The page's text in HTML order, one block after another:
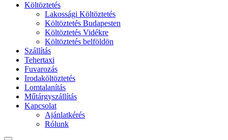
Költöztetés
Lakossági Költöztetés
Költöztetés Budapesten
Költöztetés Vidékre
Költöztetés belföldön
Szállítás
Tehertaxi
Fuvarozás
Irodaköltöztetés
Lomtalanítás
Műtárgyszállítás
Kapcsolat
Ajánlatkérés
Rólunk